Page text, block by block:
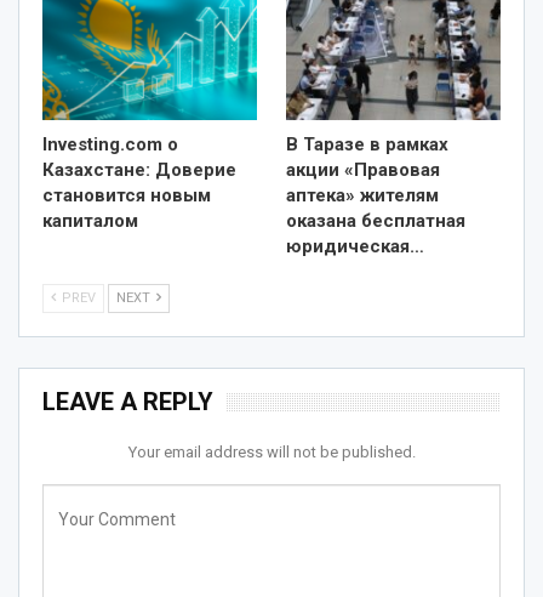
Investing.com о
Казахстане: Доверие
становится новым
капиталом
В Таразе в рамках
акции «Правовая
аптека» жителям
оказана бесплатная
юридическая…
PREV NEXT
LEAVE A REPLY
Your email address will not be published.